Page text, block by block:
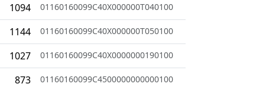
1094 01160160099C40X000000T040100
1144 01160160099C40X000000T050100
1027 01160160099C40X0000000190100
873 01160160099C4500000000000100